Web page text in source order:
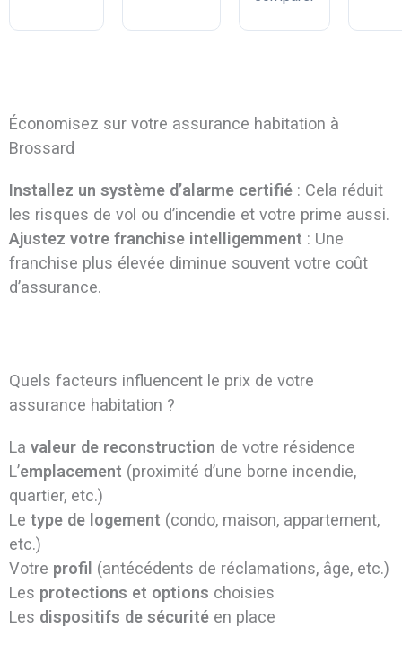
Économisez sur votre assurance habitation à
Brossard
Installez un système d’alarme certifié: Cela réduit
les risques de vol ou d’incendie et votre prime aussi.
Ajustez votre franchise intelligemment : Une
franchise plus élevée diminue souvent votre coût
d’assurance.
Quels facteurs influencent le prix de votre
assurance habitation ?
La valeur de reconstruction de votre résidence
L’emplacement (proximité d’une borne incendie,
quartier, etc.)
Le type de logement (condo, maison, appartement,
etc.)
Votre profil (antécédents de réclamations, âge, etc.)
Les protections et options choisies
Les dispositifs de sécuritéen place